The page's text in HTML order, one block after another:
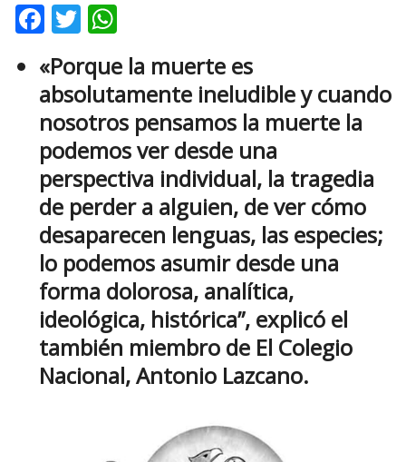
F
e
b
o
o
k
T
itt
er
h
at
s
A
p
p
«Porque la muerte es
absolutamente ineludible y cuando
nosotros pensamos la muerte la
podemos ver desde una
perspectiva individual, la tragedia
de perder a alguien, de ver cómo
desaparecen lenguas, las especies;
lo podemos asumir desde una
forma dolorosa, analítica,
ideológica, histórica”, explicó el
también miembro de El Colegio
Nacional, Antonio Lazcano.